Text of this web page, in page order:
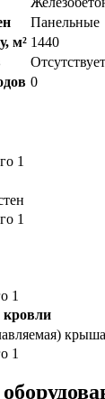
Панельные
м² 1440
Отсутствует
0
1
1
1
крыша
1